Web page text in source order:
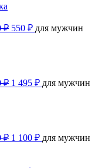
₽ 550 ₽ для мужчин
₽ 1 495 ₽ для мужчин
₽ 1 100 ₽ для мужчин